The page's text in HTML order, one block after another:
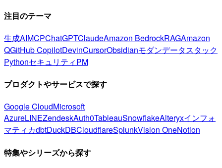
注目のテーマ
生成AIMCPChatGPTClaudeAmazon BedrockRAGAmazon
QGitHub CopilotDevinCursorObsidianモダンデータスタック
PythonセキュリティPM
プロダクトやサービスで探す
Google CloudMicrosoft
AzureLINEZendeskAuth0TableauSnowflakeAlteryxインフォ
マティカdbtDuckDBCloudflareSplunkVision OneNotion
特集やシリーズから探す